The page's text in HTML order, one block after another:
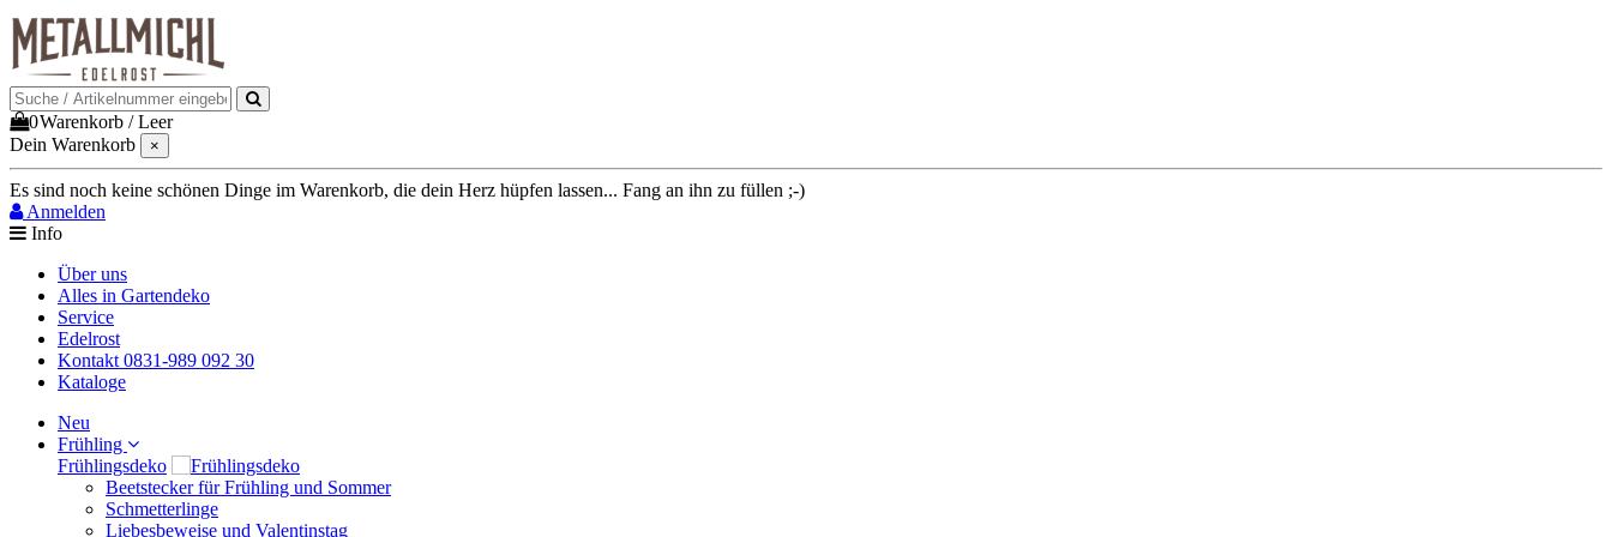
0Warenkorb /Leer
Dein Warenkorb
×
Es sind noch keine schönen Dinge im Warenkorb, die dein Herz hüpfen lassen... Fang an ihn zu füllen ;-)
Anmelden
Info
Über uns
Alles in Gartendeko
Service
Edelrost
Kontakt 0831-989 092 30
Kataloge
Neu
Frühling
Frühlingsdeko
Beetstecker für Frühling und Sommer
Schmetterlinge
Liebesbeweise und Valentinstag